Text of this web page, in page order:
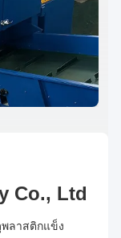
Co., Ltd
ลาสติกแข็ง